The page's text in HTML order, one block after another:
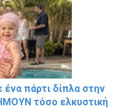
πάρτι δίπλα στην
τόσο ελκυστική